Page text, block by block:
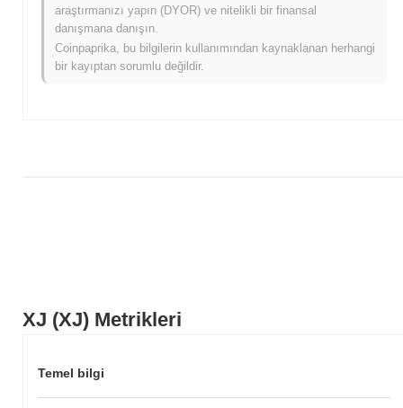
XJ (XJ) Metrikleri
Temel bilgi
Son 7 günde XJ0.00%kazandı, genel kripto piyasasından
kazanç kaydeden daha düşük performans gösterdi. Bu, daha
geniş piyasa momentumuna göre XJ'ün fiyat hareketinde geçici
bir gecikme gösterdiğini belirtir.
araştırmanızı yapın (DYOR) ve nitelikli bir finansal
danışmana danışın.
Coinpaprika, bu bilgilerin kullanımından kaynaklanan herhangi
bir kayıptan sorumlu değildir.